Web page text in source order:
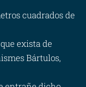
cuadrados de
exista de
Bártulos,